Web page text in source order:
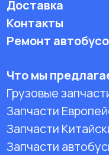
Доставка
Контакты
Ремонт
Что мы
Грузовые
Запчасти
Запчасти
Запчасти